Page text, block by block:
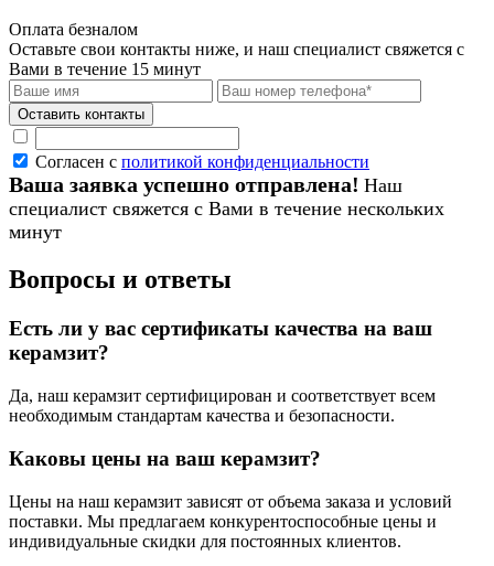
Оплата безналом
Оставьте свои контакты ниже, и наш специалист свяжется с
Вами в течение 15 минут
Согласен с политикой конфиденциальности
Ваша заявка успешно отправлена! Наш
специалист свяжется с Вами в течение нескольких
минут
Вопросы и ответы
Есть ли у вас сертификаты качества на ваш
керамзит?
Да, наш керамзит сертифицирован и соответствует всем
необходимым стандартам качества и безопасности.
Каковы цены на ваш керамзит?
Цены на наш керамзит зависят от объема заказа и условий
поставки. Мы предлагаем конкурентоспособные цены и
индивидуальные скидки для постоянных клиентов.